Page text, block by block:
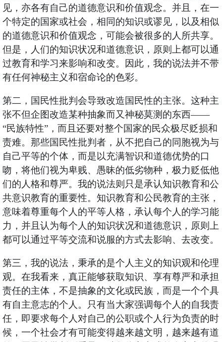
见，亦各有自己的道德意识和价值观念。并且，在一
个特定的国家或社会，相同的知识或谬见，以及相似
的道德意识和价值观念，可能会被很多的人所共享。
但是，人们的知识状况和道德意识，原则上都可以通
过教育和学习来影响和改变。因此，我的说法并不带
有任何神秘主义和宿命论的色彩。
第二，国民性批判会导致改造国民性的主张。这种主
张不但企图改造某种抽象而又神秘莫测的东西——
“民族特性”，而且还要对整个国家的民众极尽贬损和
责难。那些国民性批判者，从不把自己的同胞视为与
自己平等的个体，而是以充满智识和道德优势的口
吻，将他们视为卑贱、愚昧的低劣物种，极力贬低他
们的人格和尊严。我的说法则只是承认知识教育和公
共意识教育的重要性。知识教育和公民教育的主张，
意味着尊重每个人的平等人格，承认每个人的学习能
力，并且认为每个人的知识状况和道德意识，原则上
都可以通过平等交流和说服的方式去影响、去改变。
第三，我的说法，秉承的是个人主义的知识观和伦理
观。在我看来，真正能够获取知识、享有尊严和承担
责任的主体，不是抽象的文化或民族，而是一个个具
有自主意志的个人。只有当大家强调每个人的自我责
任，即要求每个人对自己的公职或个人行为负责的时
候，一个社会才有可能变得越来越文明，越来越有道